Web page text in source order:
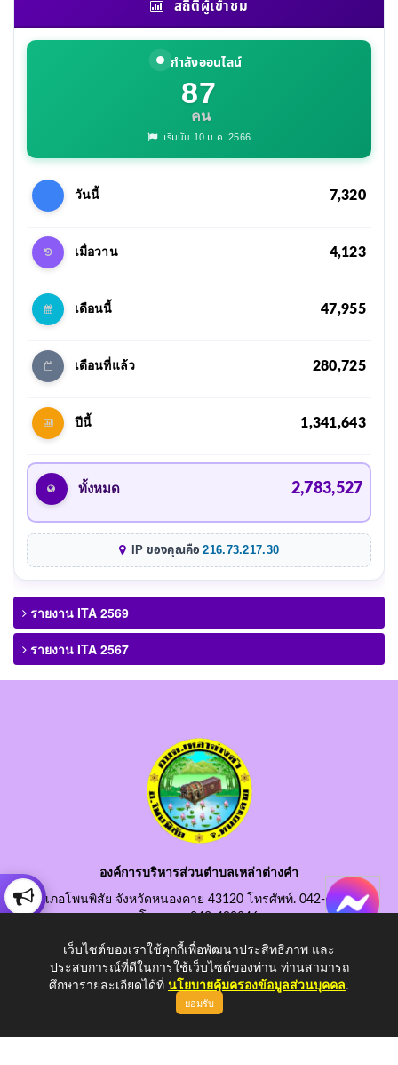
สถิติผู้เข้าชม
กำลังออนไลน์
87
คน
เริ่มนับ 10 ม.ค. 2566
วันนี้ 7,320
เมื่อวาน 4,123
เดือนนี้ 47,955
เดือนที่แล้ว 280,725
ปีนี้ 1,341,643
ทั้งหมด 2,783,527
IP ของคุณคือ216.73.217.30
รายงาน ITA 2569
รายงาน ITA 2567
องค์การบริหารส่วนตำบลเหล่าต่างคำ
อำเภอโพนพิสัย จังหวัดหนองคาย 43120 โทรศัพท์. 042-490845
โทรสาร. 042-490846
อีเมลกลาง. saraban@laotangkham.go.th
เว็บไซต์ของเราใช้คุกกี้เพื่อพัฒนาประสิทธิภาพ และ
ประสบการณ์ที่ดีในการใช้เว็บไซต์ของท่าน ท่านสามารถ
ศึกษารายละเอียดได้ที่ นโยบายคุ้มครองข้อมูลส่วนบุคคล.
ยอมรับ